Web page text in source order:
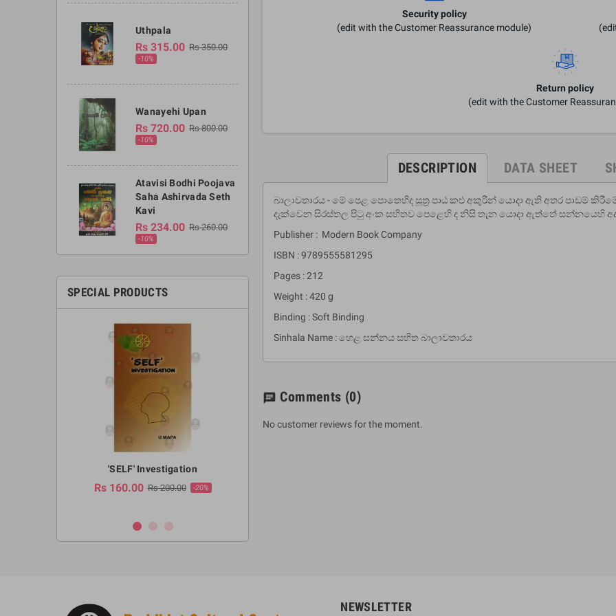
Uthpala
Rs 315.00 Rs 350.00
-10%
Wanayehi Upan
Rs 720.00 Rs 800.00
-10%
Atavisi Bodhi Poojava
Saha Ashirvada Seth
Kavi
Rs 234.00 Rs 260.00
-10%
SPECIAL PRODUCTS
'SELF' Investigation
Rs 160.00 Rs 200.00 -20%
Security policy
(edit with the Customer Reassurance module)
Return policy
(edit with the Customer
DESCRIPTION DATA SHEET
බාලාවතාරය - මේ පෙළ පොතෙහිද සූත්‍ර පාඨ කළු අකුරින් යොදා ඇති අතර
දැක්වෙන සිරස්තල පිටු අංක සහිතව පෙළෙහි ද නිසි තැන යොදා ඇත්තේ සන්නයෙහි
Publisher : Modern Book Company
ISBN : 9789555581295
Pages : 212
Weight : 420 g
Binding : Soft Binding
Sinhala Name : හෙළ සන්නය සහිත බාලාවතාරය
chat Comments (0)
No customer reviews for the moment.
NEWSLETTER